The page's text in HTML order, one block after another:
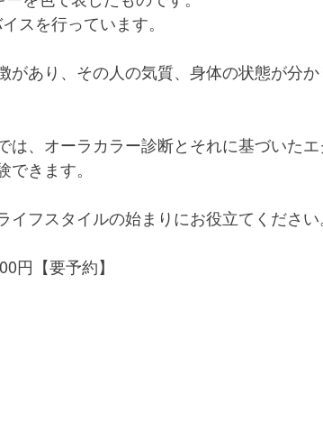
スを行っています。
があり、その人の気質、身体の状態が分か
は、オーラカラー診断とそれに基づいたエ
きます。
イフスタイルの始まりにお役立てください。
円【要予約】